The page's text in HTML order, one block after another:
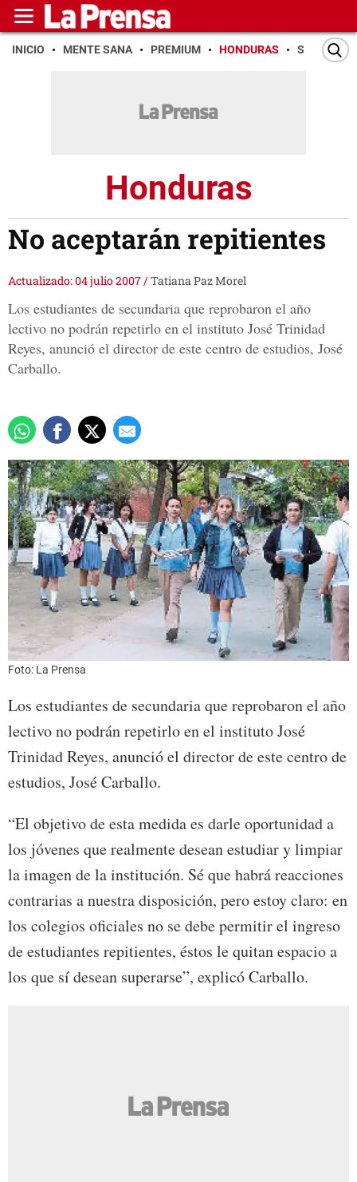
INICIO MENTE SANA PREMIUM HONDURAS SAN PEDRO
Honduras
No aceptarán repitientes
Actualizado: 04 julio 2007/Tatiana Paz Morel
Los estudiantes de secundaria que reprobaron el año
lectivo no podrán repetirlo en el instituto José Trinidad
Reyes, anunció el director de este centro de estudios, José
Carballo.
Foto: La Prensa
Los estudiantes de secundaria que reprobaron el año
lectivo no podrán repetirlo en el instituto José
Trinidad Reyes, anunció el director de este centro de
estudios, José Carballo.
“El objetivo de esta medida es darle oportunidad a
los jóvenes que realmente desean estudiar y limpiar
la imagen de la institución. Sé que habrá reacciones
contrarias a nuestra disposición, pero estoy claro: en
los colegios oficiales no se debe permitir el ingreso
de estudiantes repitientes, éstos le quitan espacio a
los que sí desean superarse”, explicó Carballo.